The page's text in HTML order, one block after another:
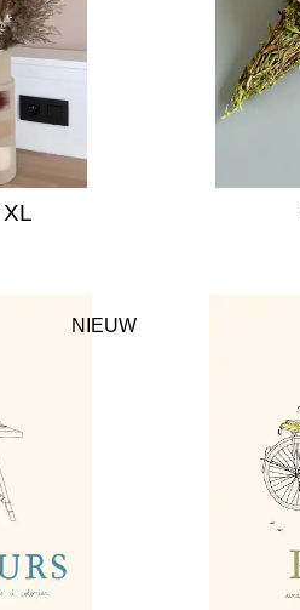
NIEUW